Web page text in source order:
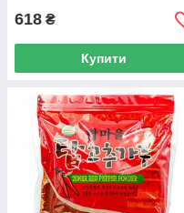
618 ₴
Купити